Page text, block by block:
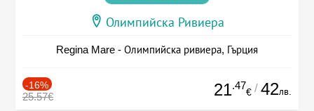
Олимпийска Ривиера
Regina Mare - Олимпийска ривиера, Гърция
-16%
25.57€ 21.47
€ / 42лв.